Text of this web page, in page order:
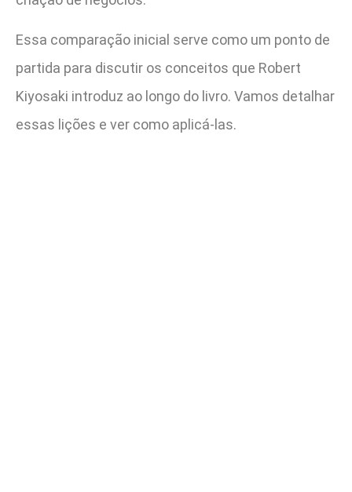
Essa comparação inicial serve como um ponto de
partida para discutir os conceitos que Robert
Kiyosaki introduz ao longo do livro. Vamos detalhar
essas lições e ver como aplicá-las.